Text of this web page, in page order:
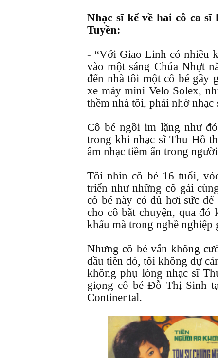
Nhạc sĩ kể về hai cô ca
Tuyền:
- “Với Giao Linh có nhiều
vào một sáng Chúa Nhựt
đến nhà tôi một cô bé gầy
xe máy mini Velo Solex,
thềm nhà tôi, phải nhờ
Cô bé ngồi im lặng như
trong khi nhạc sĩ Thu Hồ
âm nhạc tiềm ẩn trong
Tôi nhìn cô bé 16 tuổi,
triển như những cô gái
cô bé này có đủ hơi sức
cho cô bắt chuyện, qua đó
khấu mà trong nghề
Nhưng cô bé vẫn không
đầu tiên đó, tôi không dự
không phụ lòng nhạc sĩ
giọng cô bé Đỗ Thị Sinh
Continental.